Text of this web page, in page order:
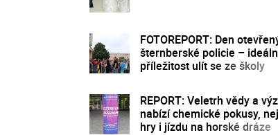
FOTOREPORT: Den
šternberské policie –
příležitost ulít se ze školy
REPORT: Veletrh vědy a
nabízí chemické pokusy,
hry i jízdu na horské dráze